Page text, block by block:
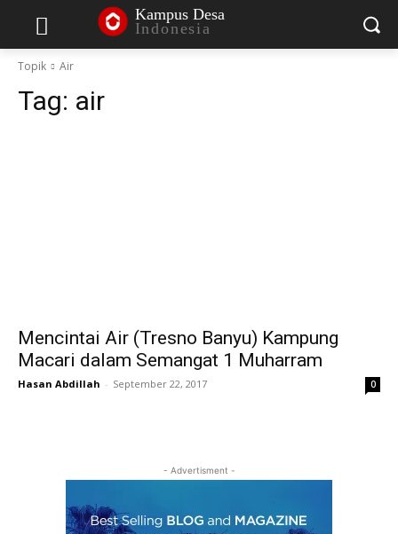
Kampus Desa
Indonesia
Topik Air
Tag: air
Mencintai Air (Tresno Banyu) Kampung
Macari dalam Semangat 1 Muharram
Hasan Abdillah - September 22, 2017 0
- Advertisment -